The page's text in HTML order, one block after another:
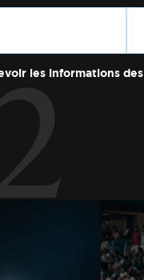
les informations